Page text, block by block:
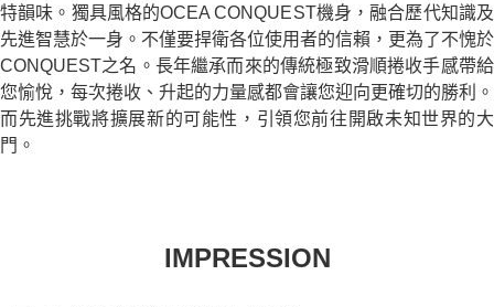
特韻味。獨具風格的OCEA CONQUEST機身，融合歷代知識及
先進智慧於一身。不僅要捍衛各位使用者的信賴，更為了不愧於
CONQUEST之名。長年繼承而來的傳統極致滑順捲收手感帶給
您愉悅，每次捲收、升起的力量感都會讓您迎向更確切的勝利。
而先進挑戰將擴展新的可能性，引領您前往開啟未知世界的大
門。
IMPRESSION